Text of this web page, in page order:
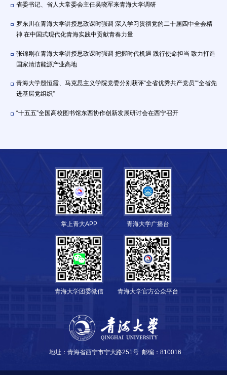
省委书记、省人大常委会主任吴晓军来青海大学调研
罗东川在青海大学讲授思政课时强调 深入学习贯彻党的二十届四中全会精
神 在中国式现代化青海实践中贡献青春力量
张锦刚在青海大学讲授思政课时强调 把握时代机遇 践行使命担当 致力打造
国家清洁能源产业高地
青海大学殷恒霞、马克思主义学院党委分别获评“全省优秀共产党员”“全省先
进基层党组织”
“十五五”全国高校图书馆东西协作创新发展研讨会在西宁召开
地址：青海省西宁市宁大路251号 邮编：810016
掌上青大APP 青海大学广播台
青海大学团委微信 青海大学官方公众平台